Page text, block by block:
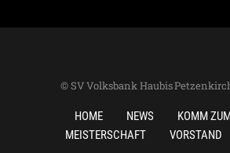
© SV Volksbank Haubis
HOME NEWS
KOMM
MEISTERSCHAFT
VORSTAND